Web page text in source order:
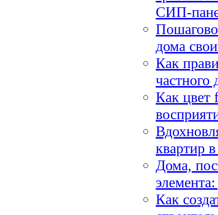
СИП-
дома
Как
частного
Как цвет
квартир
Дома,
Как